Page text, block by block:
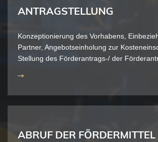
ANTRAGSTELLUNG
Konzeptionierung des Vorhabens,
Partner, Angebotseinholung zur
Stellung des Förderantrags-/ der
ABRUF DER